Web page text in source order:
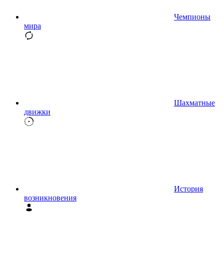
Чемпионы
мира
Шахматные
движки
История
возникновения